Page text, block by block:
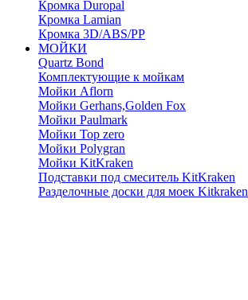
Кромка Duropal
Кромка Lamian
Кромка 3D/ABS/PP
МОЙКИ
Quartz Bond
Комплектующие к мойкам
Мойки Aflorn
Мойки Gerhans,Golden Fox
Мойки Paulmark
Мойки Top zero
Мойки Polygran
Мойки KitKraken
Подставки под смеситель KitKraken
Разделочные доски для моек Kitkraken